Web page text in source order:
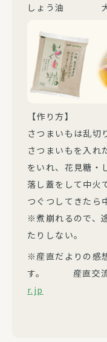
しょう油 大
【作り方】
さつまいもは乱切
さつまいもを入れ
をいれ、花見糖・
落し蓋をして中火
つぐつしてきたら
※煮崩れるので、
たりしない。
※産直だよりの感
す。 産直交流
r.jp